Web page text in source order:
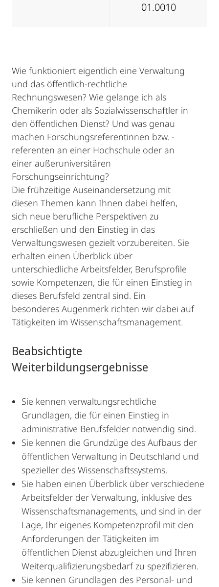
01.0010
Wie funktioniert eigentlich eine Verwaltung
und das öffentlich-rechtliche
Rechnungswesen? Wie gelange ich als
Chemikerin oder als Sozialwissenschaftler in
den öffentlichen Dienst? Und was genau
machen Forschungsreferentinnen bzw. -
referenten an einer Hochschule oder an
einer außeruniversitären
Forschungseinrichtung?
Die frühzeitige Auseinandersetzung mit
diesen Themen kann Ihnen dabei helfen,
sich neue berufliche Perspektiven zu
erschließen und den Einstieg in das
Verwaltungswesen gezielt vorzubereiten. Sie
erhalten einen Überblick über
unterschiedliche Arbeitsfelder, Berufsprofile
sowie Kompetenzen, die für einen Einstieg in
dieses Berufsfeld zentral sind. Ein
besonderes Augenmerk richten wir dabei auf
Tätigkeiten im Wissenschaftsmanagement.
Beabsichtigte
Weiterbildungsergebnisse
Sie kennen verwaltungsrechtliche
Grundlagen, die für einen Einstieg in
administrative Berufsfelder notwendig sind.
Sie kennen die Grundzüge des Aufbaus der
öffentlichen Verwaltung in Deutschland und
spezieller des Wissenschaftssystems.
Sie haben einen Überblick über verschiedene
Arbeitsfelder der Verwaltung, inklusive des
Wissenschaftsmanagements, und sind in der
Lage, Ihr eigenes Kompetenzprofil mit den
Anforderungen der Tätigkeiten im
öffentlichen Dienst abzugleichen und Ihren
Weiterqualifizierungsbedarf zu spezifizieren.
Sie kennen Grundlagen des Personal- und